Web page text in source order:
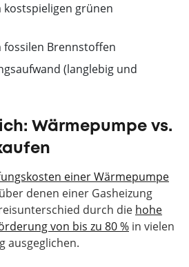
kostspieligen grünen
fossilen Brennstoffen
(langlebig und
Wärmepumpe vs.
einer Wärmepumpe
denen einer Gasheizung
durch die hohe
von bis zu 80 % in vielen
ausgeglichen.